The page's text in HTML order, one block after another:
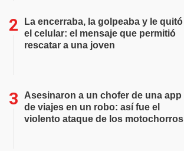
La encerraba, la golpeaba y le quitó
el celular: el mensaje que permitió
rescatar a una joven
Asesinaron a un chofer de una app
de viajes en un robo: así fue el
violento ataque de los motochorros